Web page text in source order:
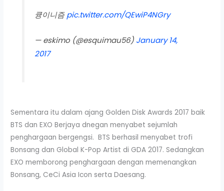
큥이니즘pic.twitter.com/QEwiP4NGry
— eskimo (@esquimau56) January 14,
2017
Sementara itu dalam ajang Golden Disk Awards 2017 baik
BTS dan EXO Berjaya dnegan menyabet sejumlah
penghargaan bergengsi. BTS berhasil menyabet trofi
Bonsang dan Global K-Pop Artist di GDA 2017. Sedangkan
EXO memborong penghargaan dengan memenangkan
Bonsang, CeCi Asia Icon serta Daesang.